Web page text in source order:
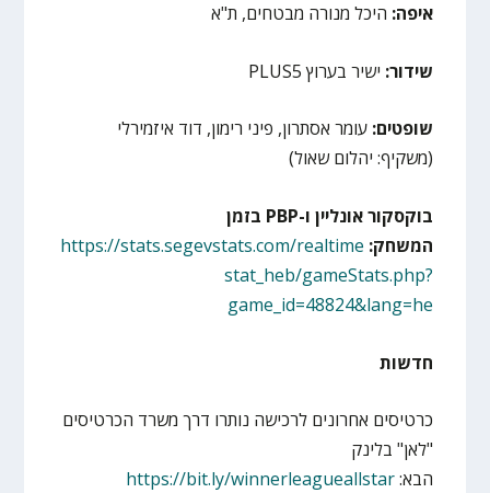
איפה: היכל מנורה מבטחים, ת"א
שידור: ישיר בערוץ PLUS5
שופטים:עומר אסתרון, פיני רימון, דוד איזמירלי
(משקיף: יהלום שאול)
בוקסקור אונליין ו-PBP בזמן
המשחק: https://stats.segevstats.com/realtime
stat_heb/gameStats.php?
game_id=48824&lang=he
חדשות
כרטיסים אחרונים לרכישה נותרו דרך משרד הכרטיסים
"לאן" בלינק
הבא:https://bit.ly/winnerleagueallstar